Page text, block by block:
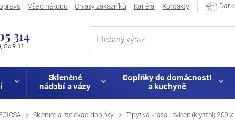
Vše o nákupu Ohlasy zákazníků Kariéra Kontakty
314
So 9-14
Skleněné
nádobí a vázy
Doplňky do domácnosti
a kuchyně
Sklenice a stolovací doplňky Třpytivá krása - svícen (krystal) 200